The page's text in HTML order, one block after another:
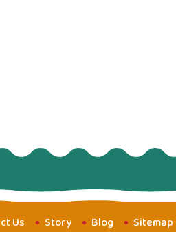
Us Story Blog Sitemap